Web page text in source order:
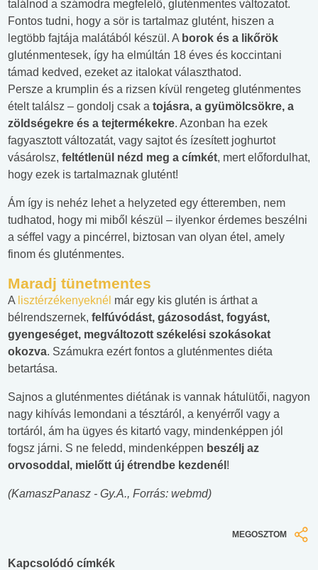
találnod a számodra megfelelő, gluténmentes változatot.
Fontos tudni, hogy a sör is tartalmaz glutént, hiszen a
legtöbb fajtája malátából készül. A borok és a likőrök
gluténmentesek, így ha elmúltán 18 éves és koccintani
támad kedved, ezeket az italokat választhatod.
Persze a krumplin és a rizsen kívül rengeteg gluténmentes
ételt találsz – gondolj csak a tojásra, a gyümölcsökre, a
zöldségekre és a tejtermékekre. Azonban ha ezek
fagyasztott változatát, vagy sajtot és ízesített joghurtot
vásárolsz, feltétlenül nézd meg a címkét, mert előfordulhat,
hogy ezek is tartalmaznak glutént!
Ám így is nehéz lehet a helyzeted egy étteremben, nem
tudhatod, hogy mi miből készül – ilyenkor érdemes beszélni
a séffel vagy a pincérrel, biztosan van olyan étel, amely
finom és gluténmentes.
Maradj tünetmentes
A lisztérzékenyeknél már egy kis glutén is árthat a
bélrendszernek, felfúvódást, gázosodást, fogyást,
gyengeséget, megváltozott székelési szokásokat
okozva. Számukra ezért fontos a gluténmentes diéta
betartása.
Sajnos a gluténmentes diétának is vannak hátulütői, nagyon
nagy kihívás lemondani a tésztáról, a kenyérről vagy a
tortáról, ám ha ügyes és kitartó vagy, mindenképpen jól
fogsz járni. S ne feledd, mindenképpen beszélj az
orvosoddal, mielőtt új étrendbe kezdenél !
(KamaszPanasz - Gy.A., Forrás: webmd)
MEGOSZTOM
Kapcsolódó címkék